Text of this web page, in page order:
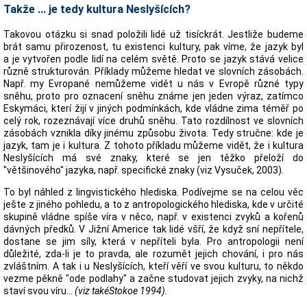
Takže ... je tedy kultura Neslyšících?
Takovou otázku si snad položili lidé už tisíckrát. Jestliže budeme
brát samu přirozenost, tu existenci kultury, pak víme, že jazyk byl
a je vytvořen podle lidí na celém světě. Proto se jazyk stává velice
různě strukturován. Příklady můžeme hledat ve slovních zásobách.
Např. my Evropané nemůžeme vidět u nás v Evropě různé typy
sněhu, proto pro oznacení sněhu známe jen jeden výraz, zatímco
Eskymáci, kterí žijí v jiných podmínkách, kde vládne zima téměř po
celý rok, rozeznávají více druhů sněhu. Tato rozdílnost ve slovních
zásobách vznikla díky jinému způsobu života. Tedy stručne: kde je
jazyk, tam je i kultura. Z tohoto příkladu můžeme vidět, že i kultura
Neslyšících má své znaky, které se jen těžko přeloží do
"většinového" jazyka, např. specifické znaky (viz Vysuček, 2003).
To byl náhled z lingvistického hlediska. Podívejme se na celou věc
ješte z jiného pohledu, a to z antropologického hlediska, kde v určité
skupině vládne spíše víra v něco, např. v existenci zvyků a kořenů
dávných předků. V Jižní Americe tak lidé všří, že když sní nepřítele,
dostane se jim síly, která v nepříteli byla. Pro antropologii není
důležité, zda-li je to pravda, ale rozumět jejich chování, i pro nás
zvláštním. A tak i u Neslyšících, kteří věří ve svou kulturu, to někdo
vezme pěkně "ode podlahy" a začne studovat jejich zvyky, na nichž
staví svou víru...
(viz takéStokoe 1994).